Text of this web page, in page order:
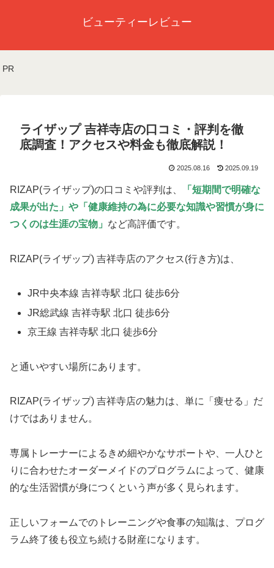
ビューティーレビュー
PR
ライザップ 吉祥寺店の口コミ・評判を徹
底調査！アクセスや料金も徹底解説！
2025.08.16 2025.09.19
RIZAP(ライザップ)の口コミや評判は、
「短期間で明確な
成果が出た」や 「健康維持の為に必要な知識や習慣が身に
つくのは生涯の宝物」 など高評価です。
RIZAP(ライザップ) 吉祥寺店のアクセス(行き方)は、
JR中央本線 吉祥寺駅 北口 徒歩6分
JR総武線 吉祥寺駅 北口 徒歩6分
京王線 吉祥寺駅 北口 徒歩6分
と通いやすい場所にあります。
RIZAP(ライザップ) 吉祥寺店の魅力は、単に「痩せる」だ
けではありません。
専属トレーナーによるきめ細やかなサポートや、一人ひと
りに合わせたオーダーメイドのプログラムによって、健康
的な生活習慣が身につくという声が多く見られます。
正しいフォームでのトレーニングや食事の知識は、プログ
ラム終了後も役立ち続ける財産になります。